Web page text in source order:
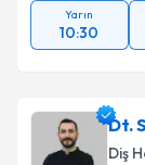
Yarın
10:30
Dt.
Diş